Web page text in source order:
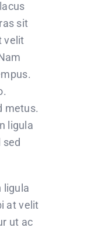
sit
velit
metus.
ligula
sed
ligula
at velit
ut ac